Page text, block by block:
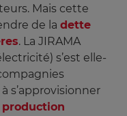
Mais cette
de la dette
. La JIRAMA
s’est elle-
s’approvisionner
production